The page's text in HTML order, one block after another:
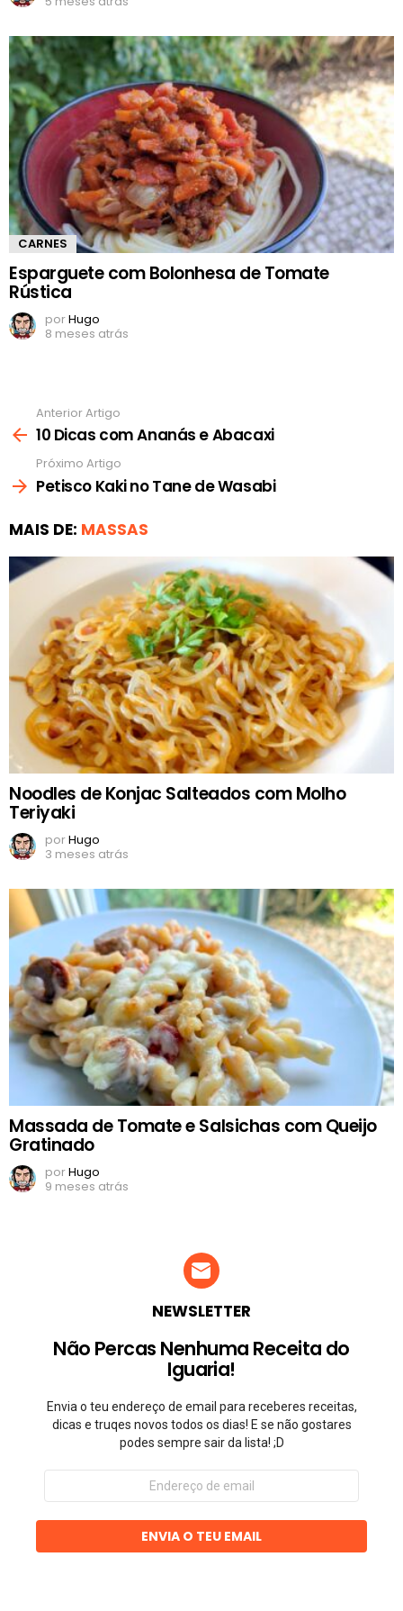
CARNES
Esparguete com Bolonhesa de Tomate
Rústica
porHugo
8 meses atrás
mais
Anterior Artigo
10 Dicas com Ananás e Abacaxi
Próximo Artigo
Petisco Kaki no Tane de Wasabi
MAIS DE: MASSAS
Noodles de Konjac Salteados com Molho
Teriyaki
porHugo
3 meses atrás
Massada de Tomate e Salsichas com Queijo
Gratinado
porHugo
9 meses atrás
NEWSLETTER
Não Percas Nenhuma Receita do
Iguaria!
Envia o teu endereço de email para receberes receitas,
dicas e truqes novos todos os dias! E se não gostares
podes sempre sair da lista! ;D
Endereço
email
ENVIA O TEU EMAIL